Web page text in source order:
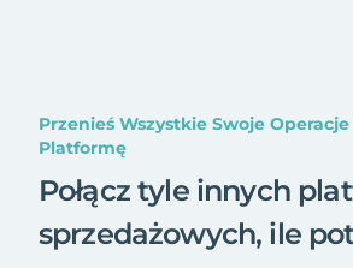
Przenieś Wszystkie Swoje
Platformę
Połącz tyle innych
sprzedażowych, ile